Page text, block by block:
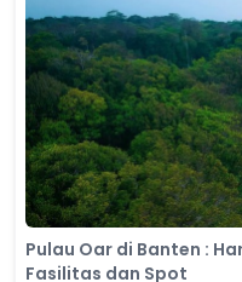
Pulau Oar di Banten :
Fasilitas dan Spot